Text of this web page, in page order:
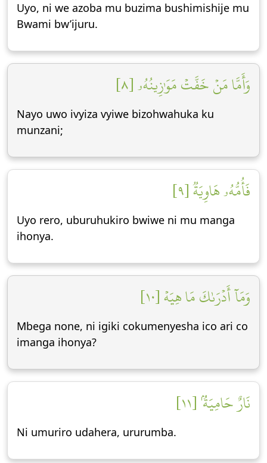
Uyo, ni we azoba mu buzima bushimishije mu
Bwami bw’ijuru.
وَأَمَّا مَنۡ خَفَّتۡ مَوَٰزِينُهُۥ [٨]
Nayo uwo ivyiza vyiwe bizohwahuka ku
munzani;
فَأُمُّهُۥ هَاوِيَةٞ [٩]
Uyo rero, uburuhukiro bwiwe ni mu manga
ihonya.
وَمَآ أَدۡرَىٰكَ مَا هِيَهۡ [١٠]
Mbega none, ni igiki cokumenyesha ico ari co
imanga ihonya?
نَارٌ حَامِيَةُۢ [١١]
Ni umuriro udahera, ururumba.